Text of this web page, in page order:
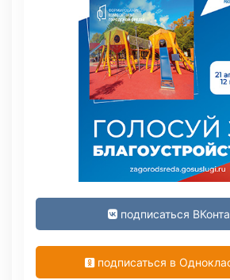
подписаться
подписаться в